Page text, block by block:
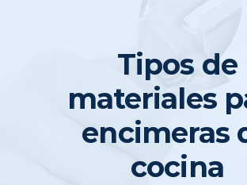
CERRAJEROS
Tipos de
materiales
encimeras
cocina